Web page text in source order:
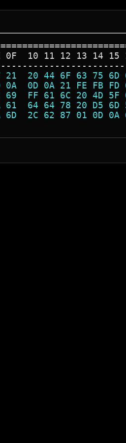
10 11 12 13 14 15
21  20 44 6F 63 75
0A  0D 0A 21 FE FB
69  FF 61 6C 20 4D
61  64 64 78 20 D5
6D  2C 62 87 01 0D